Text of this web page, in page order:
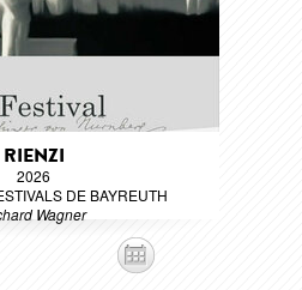
RIENZI
2026
DE BAYREUTH
Wagner